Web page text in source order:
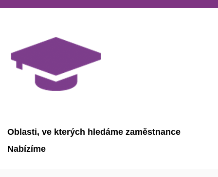
Oblasti, ve kterých hledáme zaměstnance
Nabízíme